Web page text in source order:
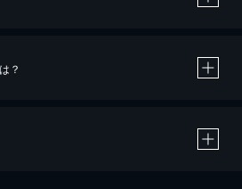
ットカード決済による作品の購入 / レンタルです。
？